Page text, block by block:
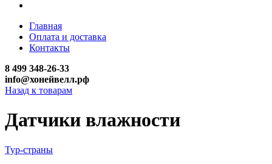
Главная
Оплата и доставка
Контакты
8 499 348-26-33
info@хонейвелл.рф
Назад к товарам
Датчики влажности
Тур-страны